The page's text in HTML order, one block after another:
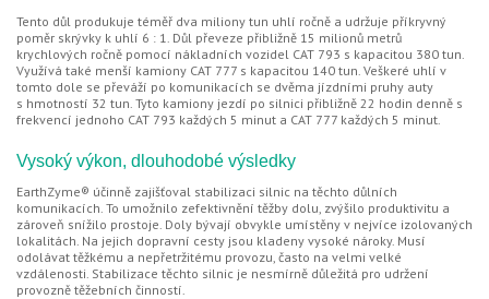
Tento důl produkuje téměř dva miliony tun uhlí ročně a udržuje příkryvný
poměr skrývky k uhlí 6 : 1. Důl převeze přibližně 15 milionů metrů
krychlových ročně pomocí nákladních vozidel CAT 793 s kapacitou 380 tun.
Využívá také menší kamiony CAT 777 s kapacitou 140 tun. Veškeré uhlí v
tomto dole se převáží po komunikacích se dvěma jízdními pruhy auty
s hmotností 32 tun. Tyto kamiony jezdí po silnici přibližně 22 hodin denně s
frekvencí jednoho CAT 793 každých 5 minut a CAT 777 každých 5 minut.
Vysoký výkon, dlouhodobé výsledky
EarthZyme® účinně zajišťoval stabilizaci silnic na těchto důlních
komunikacích. To umožnilo zefektivnění těžby dolu, zvýšilo produktivitu a
zároveň snížilo prostoje. Doly bývají obvykle umístěny v nejvíce izolovaných
lokalitách. Na jejich dopravní cesty jsou kladeny vysoké nároky. Musí
odolávat těžkému a nepřetržitému provozu, často na velmi velké
vzdálenosti. Stabilizace těchto silnic je nesmírně důležitá pro udržení
provozně těžebních činností.